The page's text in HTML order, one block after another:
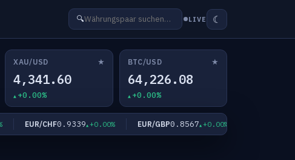
🔍 LIVE ☾
XAU/USD ★
4,341.60
+0.00%
BTC/USD ★
64,226.08
+0.00%
EUR/CHF0.9339 +0.00% EUR/GBP0.8567 +0.00%